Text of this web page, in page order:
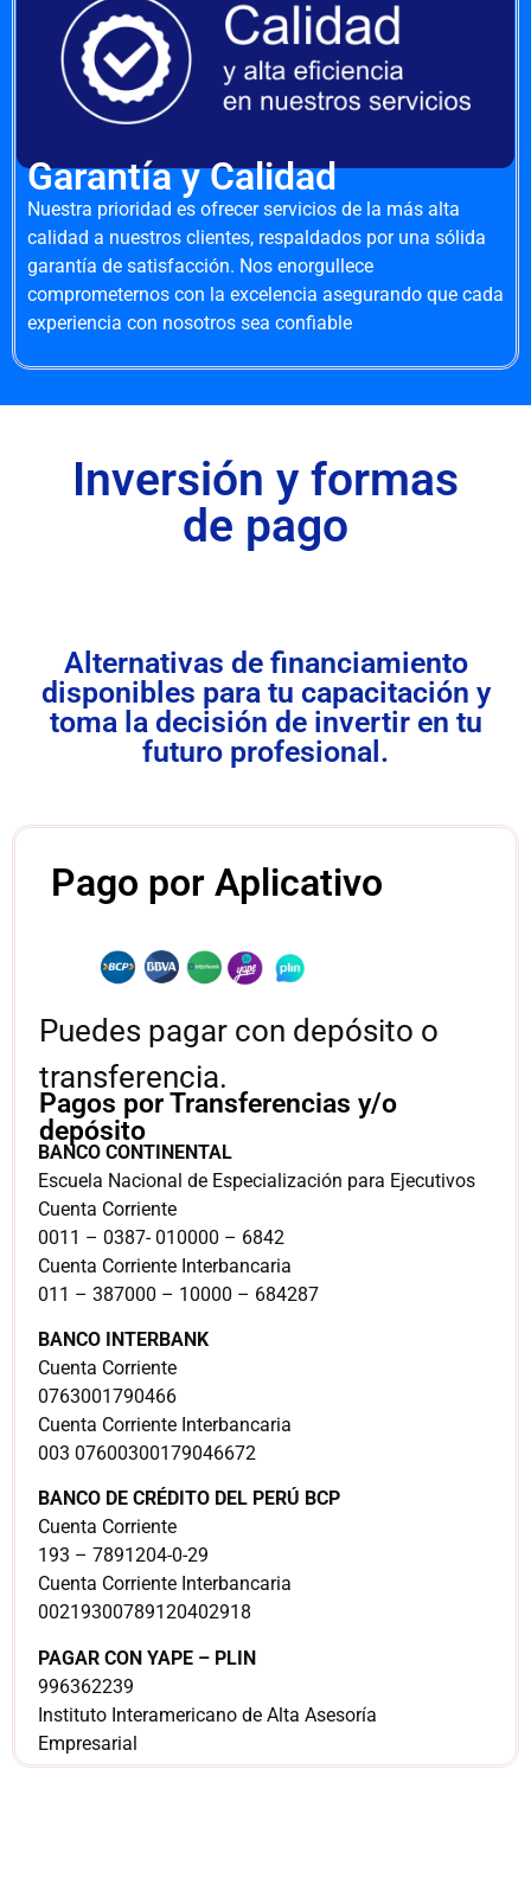
Garantía y Calidad
Nuestra prioridad es ofrecer servicios de la más alta
calidad a nuestros clientes, respaldados por una sólida
garantía de satisfacción. Nos enorgullece
comprometernos con la excelencia asegurando que cada
experiencia con nosotros sea confiable
Inversión y formas
de pago
Alternativas de financiamiento
disponibles para tu capacitación y
toma la decisión de invertir en tu
futuro profesional.
Pago por Aplicativo
Puedes pagar con depósito o
transferencia.
BANCO CONTINENTAL
Escuela Nacional de Especialización para Ejecutivos
Cuenta Corriente
0011 – 0387- 010000 – 6842
Cuenta Corriente Interbancaria
011 – 387000 – 10000 – 684287
BANCO INTERBANK
Cuenta Corriente
0763001790466
Cuenta Corriente Interbancaria
003 07600300179046672
BANCO DE CRÉDITO DEL PERÚ BCP
Cuenta Corriente
193 – 7891204-0-29
Cuenta Corriente Interbancaria
00219300789120402918
PAGAR CON YAPE – PLIN
996362239
Instituto Interamericano de Alta Asesoría
Empresarial
Pagos por Transferencias y/o
depósito